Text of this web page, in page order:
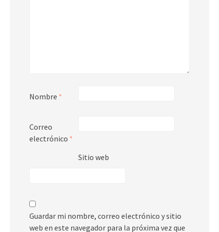
Nombre *
Correo
electrónico *
Sitio web
Guardar mi nombre, correo electrónico y sitio
web en este navegador para la próxima vez que